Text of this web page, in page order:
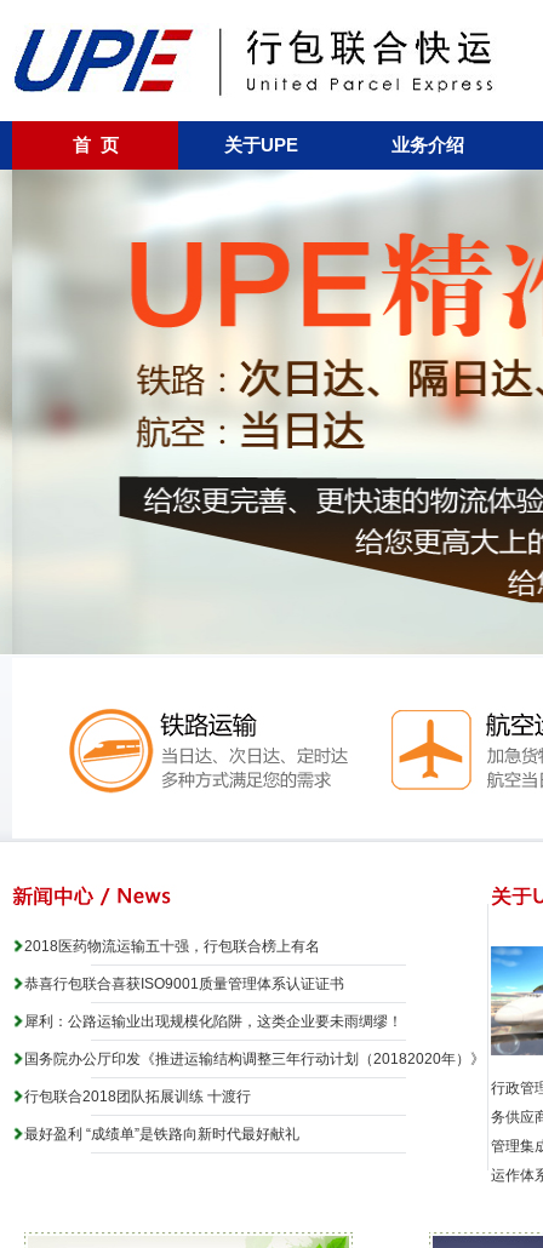
首 页 关于UPE 业务介绍
2018医药物流运输五十强，行包联合榜上有名
恭喜行包联合喜获ISO9001质量管理体系认证证书
犀利：公路运输业出现规模化陷阱，这类企业要未雨绸缪！
国务院办公厅印发《推进运输结构调整三年行动计划（20182020年）》
行包联合2018团队拓展训练 十渡行
最好盈利 “成绩单”是铁路向新时代最好献礼
行政管
务供应
管理集
运作